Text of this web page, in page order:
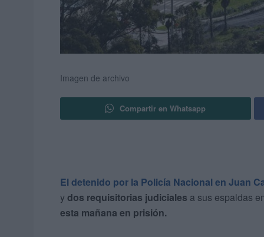
Imagen de archivo
Compartir en Whatsapp
El detenido por la Policía Nacional en Juan
ydos requisitorias judiciales a sus espaldas
esta mañana en prisión.